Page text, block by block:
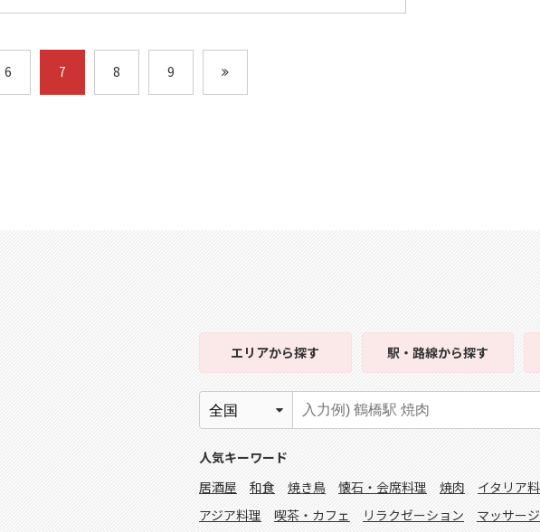
6 7 8 9
エリアから探す 駅・路線から探す
人気キーワード
居酒屋
和食 焼き鳥 懐石・会席料理 焼肉 イタリア
アジア料理
喫茶・カフェ リラクゼーション マッサージ